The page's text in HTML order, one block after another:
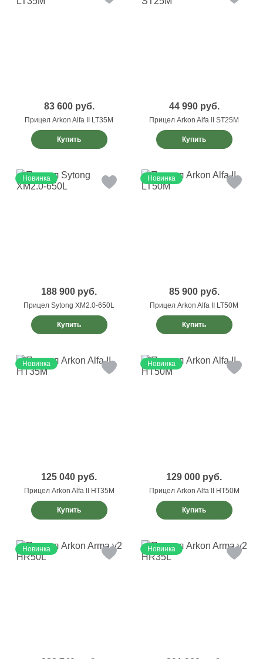
83 600 руб.
Прицел Arkon Alfa II LT35M
Купить
44 990 руб.
Прицел Arkon Alfa II ST25M
Купить
Новинка
188 900 руб.
Прицел Sytong XM2.0-650L
Купить
Новинка
85 900 руб.
Прицел Arkon Alfa II LT50M
Купить
Новинка
125 040 руб.
Прицел Arkon Alfa II HT35M
Купить
Новинка
129 000 руб.
Прицел Arkon Alfa II HT50M
Купить
Новинка Новинка